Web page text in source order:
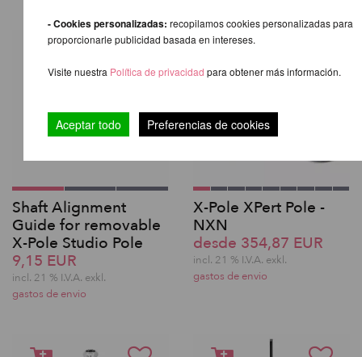
Shaft Alignment
Guide for removable
X-Pole Studio Pole
9,15 EUR
incl. 21 % I.V.A. exkl.
gastos de envio
X-Pole XPert Pole -
NXN
desde 354,87 EUR
incl. 21 % I.V.A. exkl.
gastos de envio
- Cookies personalizadas: recopilamos cookies personalizadas para
proporcionarle publicidad basada en intereses.
Visite nuestra Política de privacidad para obtener más información.
Aceptar todo Preferencias de cookies